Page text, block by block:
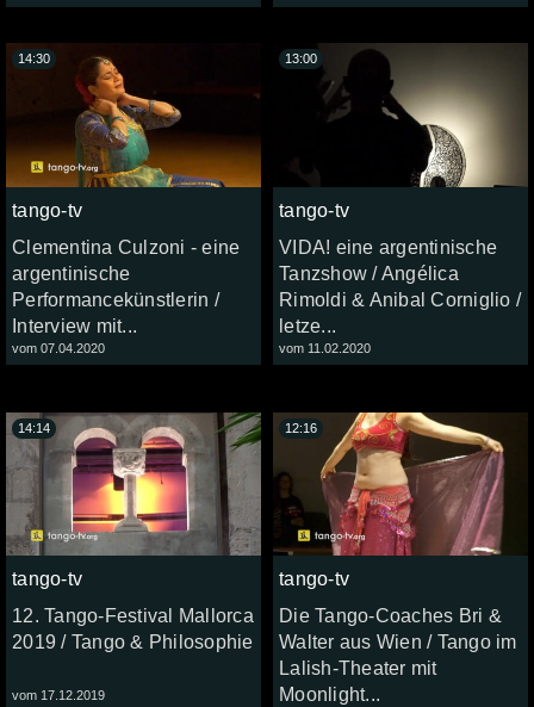
tango-tv
Clementina Culzoni - eine
argentinische
Performancekünstlerin /
Interview mit...
vom 07.04.2020
14:30
tango-tv
VIDA! eine argentinische
Tanzshow / Angélica
Rimoldi & Anibal Corniglio /
letze...
vom 11.02.2020
13:00
tango-tv
12. Tango-Festival Mallorca
2019 / Tango & Philosophie
vom 17.12.2019
14:14
tango-tv
Die Tango-Coaches Bri &
Walter aus Wien / Tango im
Lalish-Theater mit
Moonlight...
12:16